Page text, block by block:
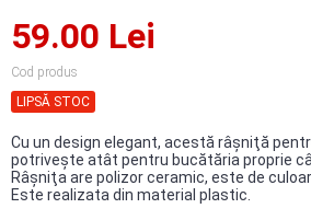
59.00 Lei
Cod produs
LIPSĂ STOC
Cu un design elegant, acestă râşniţă
potriveşte atât pentru bucătăria proprie
Râşniţa are polizor ceramic, este de
Este realizata din material plastic.